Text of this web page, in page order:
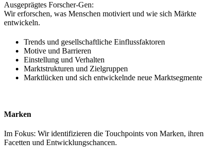
Ausgeprägtes Forscher-Gen:
Wir erforschen, was Menschen motiviert und wie sich Märkte
entwickeln.
Trends und gesellschaftliche Einflussfaktoren
Motive und Barrieren
Einstellung und Verhalten
Marktstrukturen und Zielgruppen
Marktlücken und sich entwickelnde neue Marktsegmente
Marken
Im Fokus: Wir identifizieren die Touchpoints von Marken, ihren
Facetten und Entwicklungschancen.